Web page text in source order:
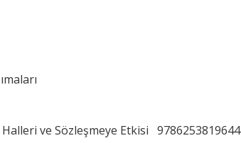
ve Sözleşmeye Etkisi 9786253819644